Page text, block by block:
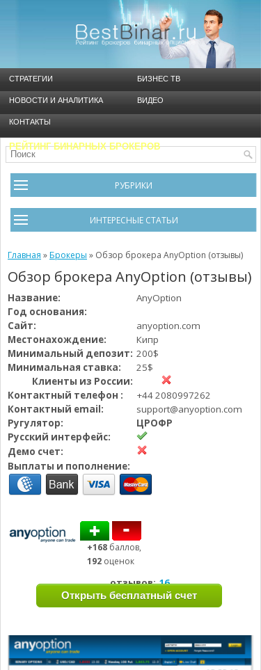
СТРАТЕГИИ БИЗНЕС ТВ
НОВОСТИ И АНАЛИТИКА ВИДЕО
КОНТАКТЫ
РЕЙТИНГ БИНАРНЫХ БРОКЕРОВ
РУБРИКИ
Брокеры
Видео
Инструменты
Новости и Аналитика
Общая информация
Определения
Опционы для начинающих
Стратегии
Торговля Kриптовалютой
ИНТЕРЕСНЫЕ СТАТЬИ
Черный список брокеров
Cтратегия Мартингейл
Ошибки в бинарном трейдинге
Психологии трейдинга
Отзывы о бинарных опционах
Стратегии бинарных опционов
Добавить брокера в рейтинг
Главная »Брокеры » Обзор брокера AnyOption (отзывы)
Обзор брокера AnyOption (отзывы)
Название:
AnyOption
Год основания:
Сайт:
anyoption.com
Местонахождение:
Кипр
Минимальный депозит: 200$
Минимальная ставка:
25$
Клиенты из России:
Контактный телефон :
+44 2080997262
Контактный email:
support@anyoption.com
Ругулятор:
ЦРОФР
Русский интерфейс:
Демо счет:
Выплаты и пополнение:
+168баллов,
192оценок
отзывов:16
Открыть бесплатный счет